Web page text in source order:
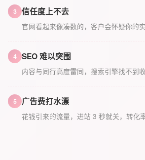
3 信任度上不去
官网看起来像凑数的，客户会怀疑你的
4 SEO 难以突围
内容与同行高度雷同，搜索引擎找不到
5 广告费打水漂
花钱引来的流量，进站 3 秒就关，转化